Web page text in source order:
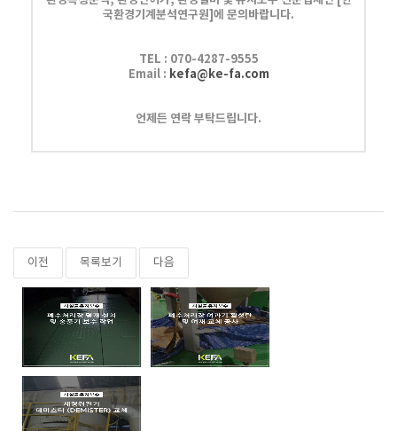
국환경기계분석연구원]에 문의바랍니다.
TEL : 070-4287-9555
Email : kefa@ke-fa.com
언제든 연락 부탁드립니다.
이전 목록보기 다음